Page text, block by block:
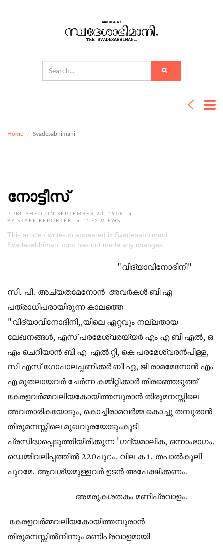
Home Svadesabhimani
നോട്ടീസ്
PUBLISHED ON SEPTEMBER 23, 1908
BY STAFF REPORTER 572 VIEWS
This article / write-up appeared in Svadesabhimani.
Svadesabhimani.com has not made any changes.
"വിദ്യാവിനോദിനി"
സി. പി. അച്യതമേനോന്‍ അവര്‍കള്‍ ബി ഏ
പത്രാധിപരായിരുന്ന കാലത്തെ
"വിദ്യാവിനോദിനി,,യിലെ ഏറ്റവും നല്ലതായ
ലേഖനങ്ങള്‍, എസ് പരമേശ്വരയ്യര്‍ എം എ ബീ എല്‍, ഒ
എം ചെറിയാന്‍ ബി എ എല്‍ റ്റി, കെ പരമേശ്വരന്‍പിള്ള,
സി എസ് ഗോപാലപ്പണിക്കര്‍ ബി ഏ, ജി രാമമേനോന്‍ എം
എ മുതലായവര്‍ ചേര്‍ന്ന കമ്മിറ്റിക്കാര്‍ തിരഞ്ഞെടുത്ത്
കേരളവര്‍മ്മവലിയകോയിത്തമ്പുരാന്‍ തിരുമനസ്സിലെ
അവതാരികയോടും, കൊച്ചിരാമവര്‍മ്മ കൊച്ചു തമ്പുരാന്‍
തിരുമനസ്സിലെ മുഖവുരയോടുംകൂടി
പ്രസിദ്ധപ്പെടുത്തിയിരിക്കുന്ന 'ഗദ്യമാലിക, ഒന്നാംഭാഗം.
ഡെമ്മിവലിപ്പത്തില്‍ 220പുറം. വില ക 1. തപാല്‍കൂലി
പുറമേ. ആവശ്യമുള്ളവര്‍ ഉടന്‍ അപേക്ഷിക്കണം.
അമരുകശതകം മണിപ്രവാളം.
കേരളവര്‍മ്മവലിയകോയിത്തമ്പുരാന്‍
തിരുമനസ്സില്‍നിന്നും മണിപ്രവാളമായി